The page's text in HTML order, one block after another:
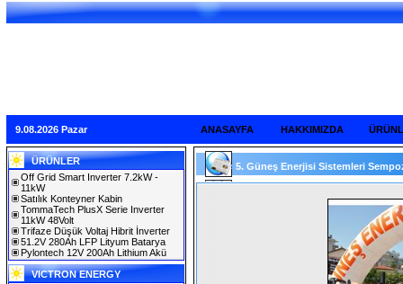
9.08.2026 Pazar ANASAYFA HAKKIMIZDA
ÜRÜNLER
Off Grid Smart Inverter 7.2kW -
11kW
Satılık Konteyner Kabin
TommaTech PlusX Serie Inverter
11kW 48Volt
Trifaze Düşük Voltaj Hibrit İnverter
51.2V 280Ah LFP Lityum Batarya
Pylontech 12V 200Ah Lithium Akü
VICTRON ENERGY
5. Güneş Enerjisi Sistemleri